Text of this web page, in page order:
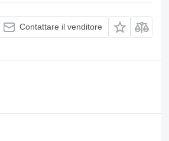
Contattare il venditore